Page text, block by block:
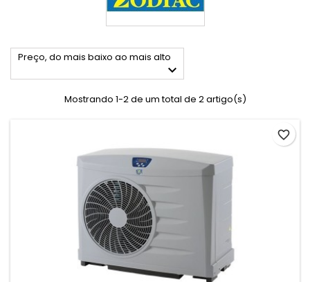
Preço, do mais baixo ao mais alto

Mostrando 1-2 de um total de 2 artigo(s)
favorite_border